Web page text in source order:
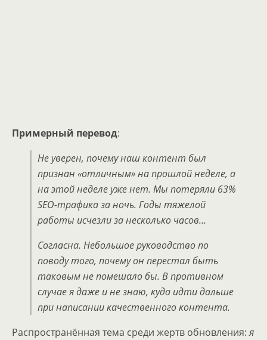
Примерный перевод:
Не уверен, почему наш контент был
признан «отличным» на прошлой неделе, а
на этой неделе уже нет. Мы потеряли 63%
SEO-трафика за ночь. Годы тяжелой
работы исчезли за несколько часов…
Согласна. Небольшое руководство по
поводу того, почему он перестал быть
таковым не помешало бы. В противном
случае я даже и не знаю, куда идти дальше
при написании качественного контента.
Распространённая тема среди жертв обновления:я